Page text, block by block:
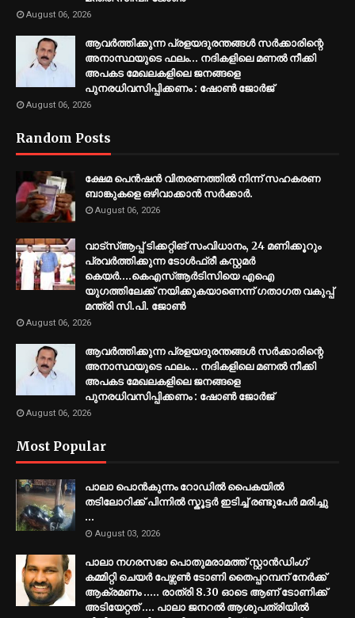
August 06, 2026
ആവർത്തിക്കുന്ന പ്രളയദുരന്തങ്ങൾ സർക്കാരിന്റെ
അനാസ്ഥയുടെ ഫലം... നദികളിലെ മണൽ നീക്കി
അപകട മേഖലകളിലെ ജനങ്ങളെ
പുനരധിവസിപ്പിക്കണം : ഷോൺ ജോർജ്
August 06, 2026
Random Posts
ക്ഷേമ പെൻഷൻ വിതരണത്തിൽ നിന്ന് സഹകരണ
ബാങ്കുകളെ ഒഴിവാക്കാൻ സർക്കാർ.
August 06, 2026
വാട്സ്ആപ്പ് ടിക്കറ്റിങ് സംവിധാനം, 24 മണിക്കൂറും
പ്രവർത്തിക്കുന്ന ടോൾഫ്രീ കസ്റ്റമർ
കെയർ....കെഎസ്ആർടിസിയെ എഐ
യുഗത്തിലേക്ക് നയിക്കുകയാണെന്ന് ഗതാഗത വകുപ്പ്
മന്ത്രി സി.പി. ജോൺ
August 06, 2026
ആവർത്തിക്കുന്ന പ്രളയദുരന്തങ്ങൾ സർക്കാരിന്റെ
അനാസ്ഥയുടെ ഫലം... നദികളിലെ മണൽ നീക്കി
അപകട മേഖലകളിലെ ജനങ്ങളെ
പുനരധിവസിപ്പിക്കണം : ഷോൺ ജോർജ്
August 06, 2026
Most Popular
പാലാ പൊൻകുന്നം റോഡിൽ പൈകയിൽ
തടിലോറിക്ക് പിന്നിൽ സ്കൂട്ടർ ഇടിച്ച് രണ്ടുപേർ മരിച്ചു
...
August 03, 2026
പാലാ നഗരസഭാ പൊതുമരാമത്ത് സ്റ്റാൻഡിംഗ്
കമ്മിറ്റി ചെയർ പേഴ്സൺ ടോണി തൈപ്പറമ്പന് നേർക്ക്
ആക്രമണം ..... രാത്രി 8.30 ഓടെ ആണ് ടോണിക്ക്
അടിയേറ്റത് .... പാലാ ജനറൽ ആശുപത്രിയിൽ